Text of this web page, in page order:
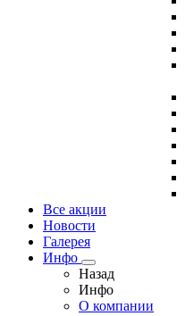
Все акции
Новости
Галерея
Инфо
Назад
Инфо
О компании